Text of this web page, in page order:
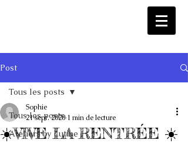
Post
Tous les posts
Ateliers by Lutine
Tous les posts
☀️VIVE LA RENTRÉE ☀️
Sophie
21 sept. 2020 1 min de lecture